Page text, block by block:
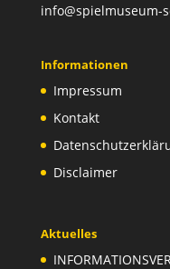
info@spielmuseum-
Informationen
Impressum
Kontakt
Disclaimer
Aktuelles